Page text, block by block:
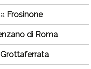
Frosinone
di Roma
Grottaferrata